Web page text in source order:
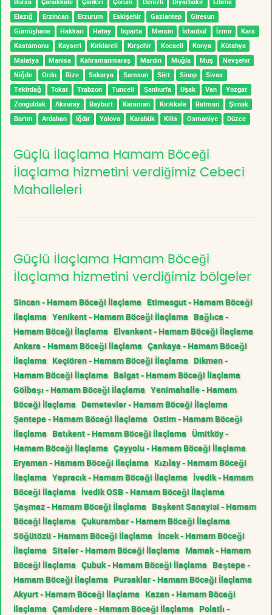
Elazığ
Erzincan Erzurum Eskişehir Gaziantep
Giresun
Gümüşhane
Hakkari Hatay Isparta Mersin İstanbul İzmir
Kars
Kastamonu
Kayseri Kırklareli Kırşehir Kocaeli Konya
Kütahya
Malatya
Manisa Kahramanmaraş Mardin Muğla Muş
Nevşehir
Niğde
Ordu Rize Sakarya Samsun Siirt Sinop
Sivas
Tekirdağ
Tokat Trabzon Tunceli Şanlıurfa Uşak Van
Yozgat
Zonguldak
Aksaray Bayburt Karaman Kırıkkale Batman
Şırnak
Bartın
Ardahan Iğdır Yalova Karabük Kilis Osmaniye Düzce
Güçlü İlaçlama Hamam Böceği
İlaçlama hizmetini verdiğimiz Cebeci
Mahalleleri
Güçlü İlaçlama Hamam Böceği
İlaçlama hizmetini verdiğimiz bölgeler
Sincan - Hamam Böceği İlaçlama Etimesgut - Hamam Böceği
İlaçlama Yenikent - Hamam Böceği İlaçlama Bağlıca -
Hamam Böceği İlaçlama Elvankent - Hamam Böceği İlaçlama
Ankara - Hamam Böceği İlaçlama Çankaya - Hamam Böceği
İlaçlama Keçiören - Hamam Böceği İlaçlama Dikmen -
Hamam Böceği İlaçlama Balgat - Hamam Böceği İlaçlama
Gölbaşı - Hamam Böceği İlaçlama Yenimahalle - Hamam
Böceği İlaçlama Demetevler - Hamam Böceği İlaçlama
Şentepe - Hamam Böceği İlaçlama Ostim - Hamam Böceği
İlaçlama Batıkent - Hamam Böceği İlaçlama Ümitköy -
Hamam Böceği İlaçlama Çayyolu - Hamam Böceği İlaçlama
Eryaman - Hamam Böceği İlaçlama Kızılay - Hamam Böceği
İlaçlama Yapracık - Hamam Böceği İlaçlama İvedik - Hamam
Böceği İlaçlama İvedik OSB - Hamam Böceği İlaçlama
Şaşmaz - Hamam Böceği İlaçlama Başkent Sanayisi - Hamam
Böceği İlaçlama Çukurambar - Hamam Böceği İlaçlama
Söğütözü - Hamam Böceği İlaçlama İncek - Hamam Böceği
İlaçlama Siteler - Hamam Böceği İlaçlama Mamak - Hamam
Böceği İlaçlama Çubuk - Hamam Böceği İlaçlama Beştepe -
Hamam Böceği İlaçlama Pursaklar - Hamam Böceği İlaçlama
Akyurt - Hamam Böceği İlaçlama Kazan - Hamam Böceği
İlaçlama Çamlıdere - Hamam Böceği İlaçlama Polatlı -